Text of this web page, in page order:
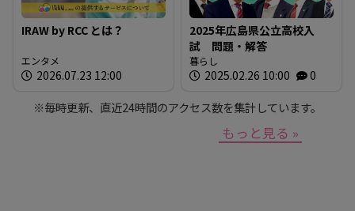
IRAW by RCC とは？
エンタメ
2026.07.23 12:00
2025年広島県公立高校入
試 問題・解答
暮らし
2025.02.26 10:00 0
※毎時更新、直近24時間のアクセス数を集計しています。
もっと見る »